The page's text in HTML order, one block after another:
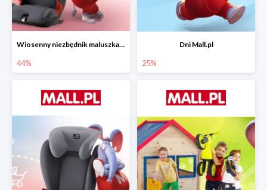
Wiosenny niezbędnik maluszka do -44% taniej
44%
Dni Mall.pl
25%